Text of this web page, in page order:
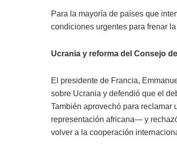
Para la mayoría de países que
condiciones urgentes para frenar
Ucrania y reforma del Consejo
El presidente de Francia,
sobre Ucrania y defendió que el
También aprovechó para
representación africana— y
volver a la cooperación